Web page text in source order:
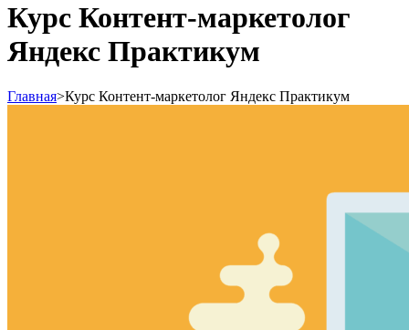
Курс Контент-маркетолог
Яндекс Практикум
Главная>Курс Контент-маркетолог Яндекс Практикум